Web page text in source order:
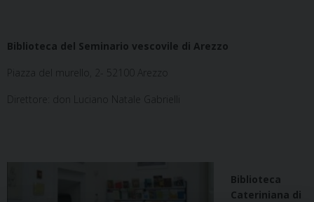
Biblioteca del Seminario vescovile di Arezzo
Piazza del murello, 2- 52100 Arezzo
Direttore: don Luciano Natale Gabrielli
Biblioteca
Cateriniana di